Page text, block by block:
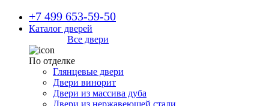
+7 499 653-59-50
Каталог дверей
Все двери
По отделке
Глянцевые двери
Двери винорит
Двери из массива дуба
Двери из нержавеющей стали